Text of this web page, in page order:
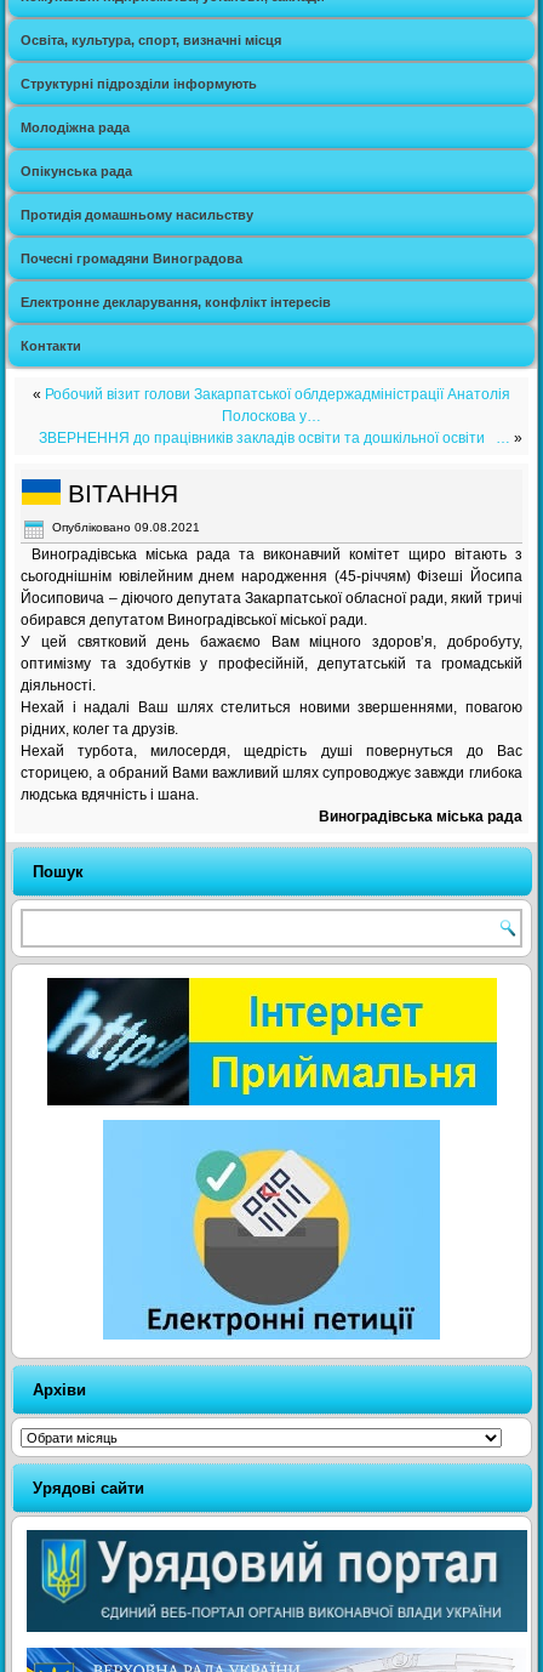
Освіта, культура, спорт, визначні місця
Структурні підрозділи інформують
Молодіжна рада
Опікунська рада
Протидія домашньому насильству
Почесні громадяни Виноградова
Електронне декларування, конфлікт інтересів
Контакти
« Робочий візит голови Закарпатської облдержадміністрації Анатолія
Полоскова у…
ЗВЕРНЕННЯ до працівників закладів освіти та дошкільної освіти … »
ВІТАННЯ
Опубліковано 09.08.2021
Виноградівська міська рада та виконавчий комітет щиро вітають з
сьогоднішнім ювілейним днем народження (45-річчям) Фізеші Йосипа
Йосиповича – діючого депутата Закарпатської обласної ради, який тричі
обирався депутатом Виноградівської міської ради.
У цей святковий день бажаємо Вам міцного здоров’я, добробуту,
оптимізму та здобутків у професійній, депутатській та громадській
діяльності.
Нехай і надалі Ваш шлях стелиться новими звершеннями, повагою
рідних, колег та друзів.
Нехай турбота, милосердя, щедрість душі повернуться до Вас
сторицею, а обраний Вами важливий шлях супроводжує завжди глибока
людська вдячність і шана.
Виноградівська міська рада
Пошук
Архіви
Архіви
Урядові сайти